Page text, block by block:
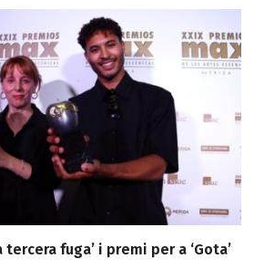
tercera fuga’ i premi per a ‘Gota’